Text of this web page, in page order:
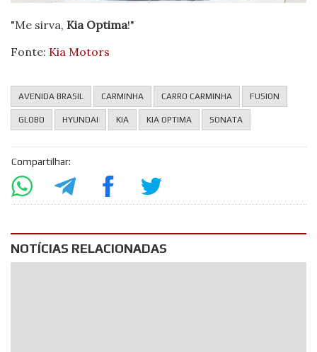
"Me sirva, Kia Optima!"
Fonte: Kia Motors
AVENIDA BRASIL CARMINHA CARRO CARMINHA FUSION
GLOBO HYUNDAI KIA KIA OPTIMA SONATA
Compartilhar:
NOTÍCIAS RELACIONADAS